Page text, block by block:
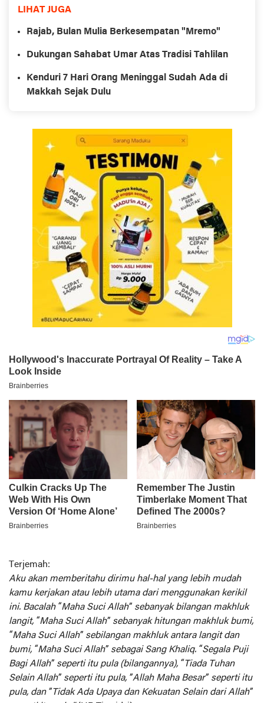
LIHAT JUGA
Rajab, Bulan Mulia Berkesempatan "Mremo"
Dukungan Sahabat Umar Atas Tradisi Tahlilan
Kenduri 7 Hari Orang Meninggal Sudah Ada di
Makkah Sejak Dulu
Terjemah:
Aku akan memberitahu dirimu hal-hal yang lebih mudah
kamu kerjakan atau lebih utama dari menggunakan kerikil
ini. Bacalah “Maha Suci Allah” sebanyak bilangan makhluk
langit, “Maha Suci Allah” sebanyak hitungan makhluk bumi,
“Maha Suci Allah” sebilangan makhluk antara langit dan
bumi, “Maha Suci Allah” sebagai Sang Khaliq. “Segala Puji
Bagi Allah” seperti itu pula (bilangannya), “Tiada Tuhan
Selain Allah” seperti itu pula, ”Allah Maha Besar” seperti itu
pula, dan ”Tidak Ada Upaya dan Kekuatan Selain dari Allah”